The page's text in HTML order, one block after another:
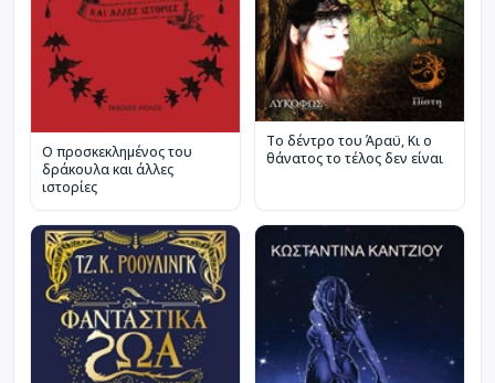
Ο προσκεκλημένος του
δράκουλα και άλλες
ιστορίες
Το δέντρο του Άραϋ, Κι ο
θάνατος το τέλος δεν είναι